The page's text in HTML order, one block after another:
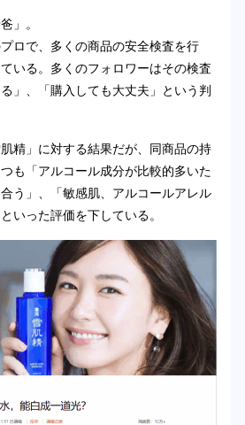
」。
ロで、多くの商品の安全検査を行
いる。多くのフォロワーはその検査
」、「購入しても大丈夫」という判
精」に対する結果だが、同商品の持
も「アルコール成分が比較的多いた
う」、「敏感肌、アルコールアレル
いった評価を下している。